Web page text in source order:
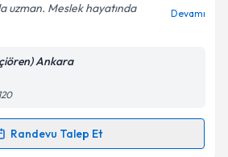
işlenmesine ilişkin
kabul ediyorum.
Talebini Gönder
uzman. Meslek hayatında
Devamı
Ankara
Randevu Talep Et
Talebi